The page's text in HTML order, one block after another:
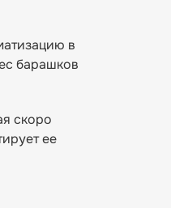
в
барашков
скоро
ее